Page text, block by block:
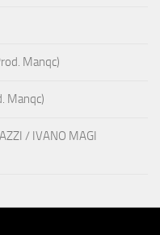
Manqc)
Manqc)
/ IVANO MAGI